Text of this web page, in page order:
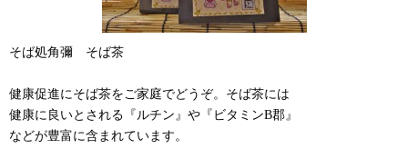
そば処角彌 そば茶
健康促進にそば茶をご家庭でどうぞ。そば茶には
健康に良いとされる『ルチン』や『ビタミンB郡』
などが豊富に含まれています。